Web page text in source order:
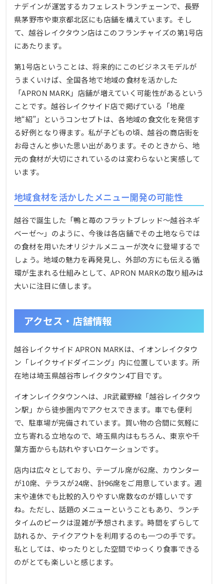
ナデインが運営するカフェレストランチェーンで、長野
県茅野市や東京都北区にも店舗を構えています。そし
て、越谷レイクタウン店はこのフランチャイズの第1号店
にあたります。
第1号店ということは、将来的にこのビジネスモデルが
うまくいけば、全国各地で地域の食材を活かした
「APRON MARK」店舗が増えていく可能性があるという
ことです。越谷レイクサイド店で掲げている「地産
地“紹”」というコンセプトは、各地域の食文化を発信す
る好例となり得ます。私が子どもの頃、越谷の商店街を
お母さんと歩いた思い出があります。そのときから、地
元の食材が大切にされているのは変わらないと実感して
います。
地域食材を活かしたメニュー開発の可能性
越谷で誕生した「鴨と苺のフラットブレッド～越谷ネギ
ベーゼ～」のように、今後は各店舗でその土地ならでは
の食材を用いたオリジナルメニューが次々に登場するで
しょう。地域の魅力を再発見し、外部の方にも伝える循
環が生まれる仕組みとして、APRON MARKの取り組みは
大いに注目に値します。
アクセス・店舗情報
越谷レイクサイド APRON MARKは、イオンレイクタウ
ン「レイクサイドダイニング」内に位置しています。所
在地は埼玉県越谷市レイクタウン4丁目です。
イオンレイクタウンへは、JR武蔵野線「越谷レイクタウ
ン駅」から徒歩圏内でアクセスできます。車でも便利
で、駐車場が完備されています。買い物の合間に気軽に
立ち寄れる立地なので、埼玉県内はもちろん、東京や千
葉方面からも訪れやすいロケーションです。
店内は広々としており、テーブル席が62席、カウンター
が10席、テラスが24席、計96席をご用意しています。週
末や連休でも比較的入りやすい席数なのが嬉しいです
ね。ただし、話題のメニューということもあり、ランチ
タイムのピークは混雑が予想されます。時間をずらして
訪れるか、テイクアウトを利用するのも一つの手です。
私としては、ゆったりとした空間でゆっくり食事できる
のがとても楽しいと感じます。